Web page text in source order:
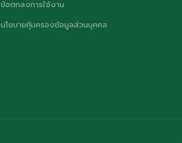
ข้อตกลงการใช้งาน
นโยบายคุ้มครองข้อมูลส่วนบุคคล